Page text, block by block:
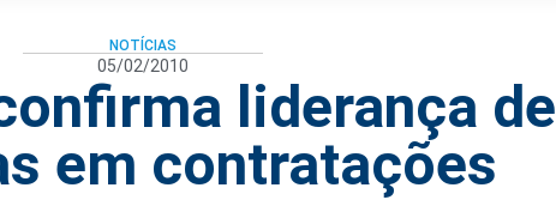
NOTÍCIAS
05/02/2010
liderança de
em contratações